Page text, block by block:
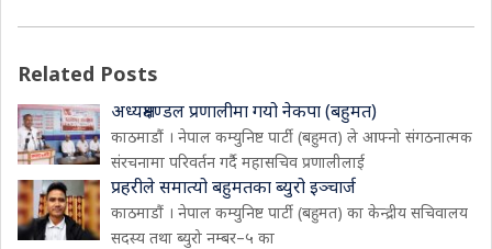
Related Posts
अध्यक्षमण्डल प्रणालीमा गयो नेकपा (बहुमत)
काठमाडौं । नेपाल कम्युनिष्ट पार्टी (बहुमत) ले आफ्नो संगठनात्मक
संरचनामा परिवर्तन गर्दै महासचिव प्रणालीलाई
प्रहरीले समात्यो बहुमतका ब्युरो इञ्चार्ज
काठमाडौं । नेपाल कम्युनिष्ट पार्टी (बहुमत) का केन्द्रीय सचिवालय
सदस्य तथा ब्युरो नम्बर–५ का